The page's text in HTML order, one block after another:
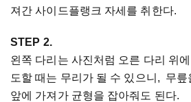
져간 사이드플랭크 자세를 취한다.
STEP 2.
왼쪽 다리는 사진처럼 오른 다리 위
도할 때는 무리가 될 수 있으니, 무릎
앞에 가져가 균형을 잡아줘도 된다.